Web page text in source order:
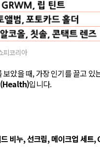
피코리아
았을 때, 가장 인기를 끌고 있
입니다.
비누, 선크림, 메이크업 세트,